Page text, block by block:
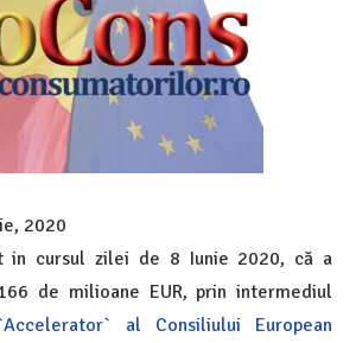
2020
in cursul zilei de 8 Iunie 2020, că a
de milioane EUR, prin intermediul
al Consiliului European